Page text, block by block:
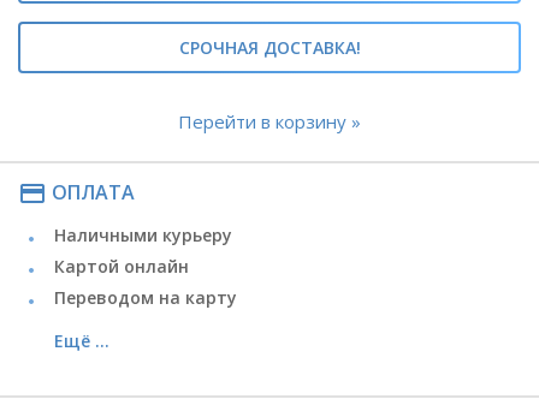
СРОЧНАЯ ДОСТАВКА!
Перейти в корзину »
payment ОПЛАТА
Наличными курьеру
Картой онлайн
Переводом на карту
Ещё ...